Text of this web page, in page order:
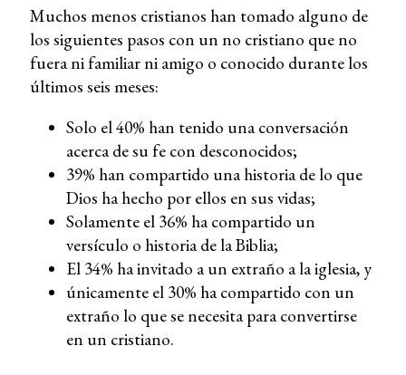
Muchos menos cristianos han tomado alguno de
los siguientes pasos con un no cristiano que no
fuera ni familiar ni amigo o conocido durante los
últimos seis meses:
Solo el 40% han tenido una conversación
acerca de su fe con desconocidos;
39% han compartido una historia de lo que
Dios ha hecho por ellos en sus vidas;
Solamente el 36% ha compartido un
versículo o historia de la Biblia;
El 34% ha invitado a un extraño a la iglesia, y
únicamente el 30% ha compartido con un
extraño lo que se necesita para convertirse
en un cristiano.